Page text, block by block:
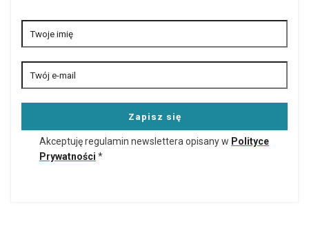
Akceptuję regulamin newslettera opisany w Polityce
Prywatności *